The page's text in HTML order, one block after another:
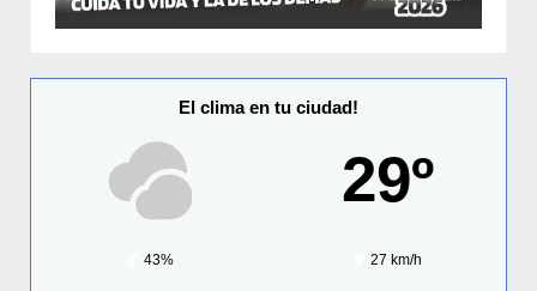
El clima en tu ciudad!
29º
43% 27 km/h